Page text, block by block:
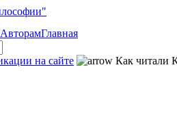
АвторамГлавная
на сайте Как читали